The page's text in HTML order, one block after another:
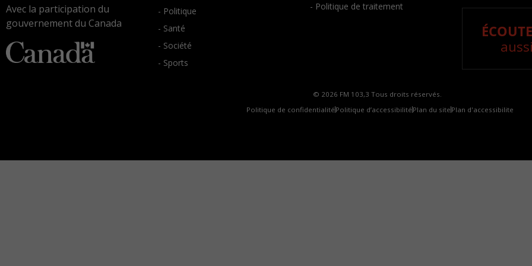
Avec la participation du
gouvernement du Canada
- Politique
- Santé
- Société
- Sports
- Politique de traitement
© 2026 FM 103,3 Tous droits réservés.
Politique de confidentialité Politique d’accessibilité Plan du site Plan d'accessibilite